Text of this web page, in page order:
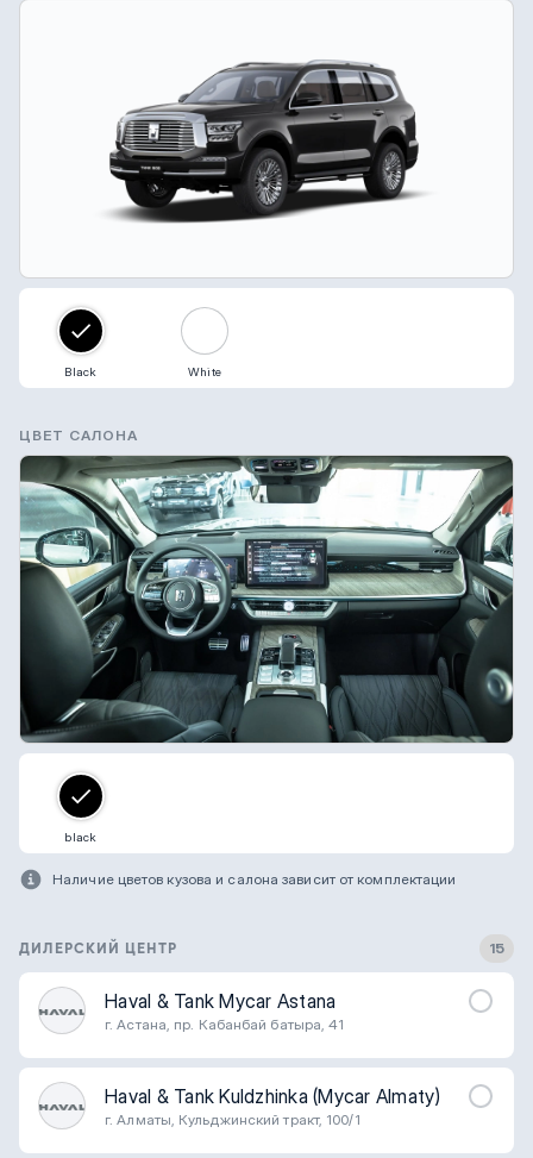
Black White
ЦВЕТ САЛОНА
black
Наличие цветов кузова и салона зависит от комплектации
ДИЛЕРСКИЙ ЦЕНТР 15
Haval & Tank Mycar Astana
г. Астана, пр. Кабанбай батыра, 41
Haval & Tank Kuldzhinka (Mycar Almaty)
г. Алматы, Кульджинский тракт, 100/1